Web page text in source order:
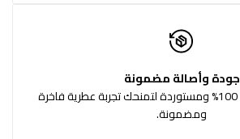
جودة وأصالة مضمونة
جميع منتجاتنا أصلية 100% ومستوردة لتمنحك تجربة عطرية فاخرة
ومضمونة.